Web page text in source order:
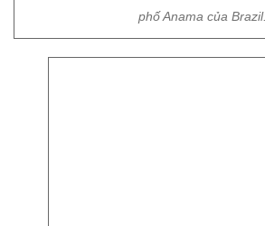
phố Anama của Brazil.